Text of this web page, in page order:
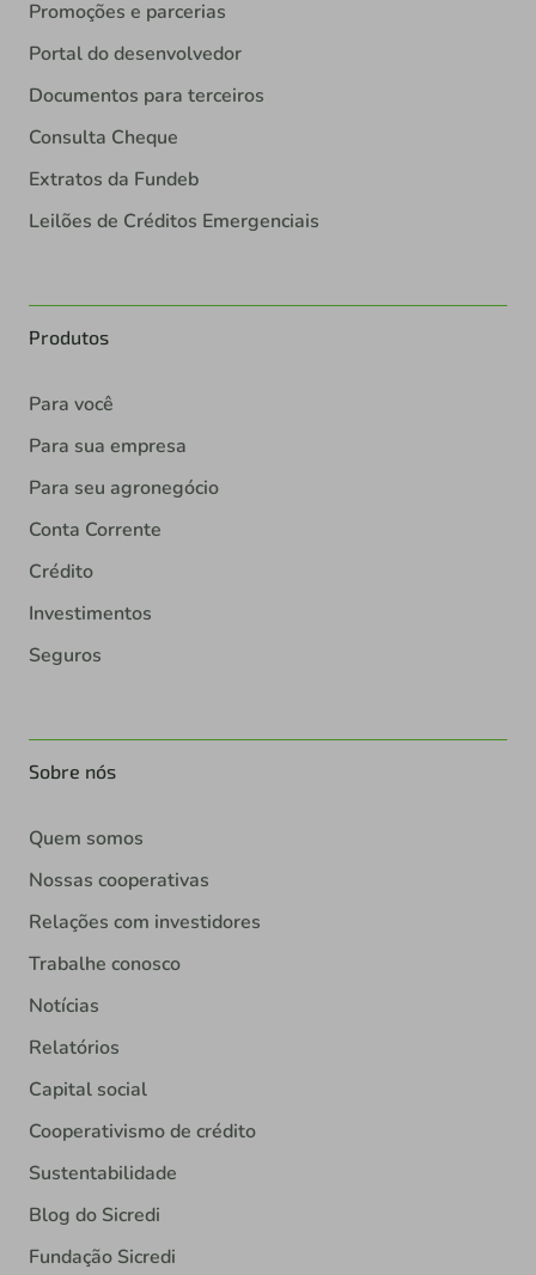
Promoções e parcerias
Portal do desenvolvedor
Documentos para terceiros
Consulta Cheque
Extratos da Fundeb
Leilões de Créditos Emergenciais
Produtos
Para você
Para sua empresa
Para seu agronegócio
Conta Corrente
Crédito
Investimentos
Seguros
Sobre nós
Quem somos
Nossas cooperativas
Relações com investidores
Trabalhe conosco
Notícias
Relatórios
Capital social
Cooperativismo de crédito
Sustentabilidade
Blog do Sicredi
Fundação Sicredi